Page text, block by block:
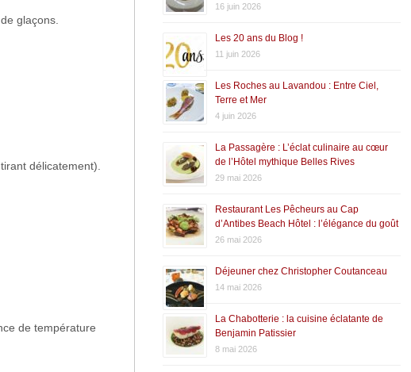
glaçons.
délicatement).
de température
16 juin 2026
Les 20 ans du Blog !
11 juin 2026
Les Roches au Lavandou : Entre Ciel,
Terre et Mer
4 juin 2026
La Passagère : L’éclat culinaire au cœur
de l’Hôtel mythique Belles Rives
29 mai 2026
Restaurant Les Pêcheurs au Cap
d’Antibes Beach Hôtel : l’élégance du goût
26 mai 2026
Déjeuner chez Christopher Coutanceau
14 mai 2026
La Chabotterie : la cuisine éclatante de
Benjamin Patissier
8 mai 2026